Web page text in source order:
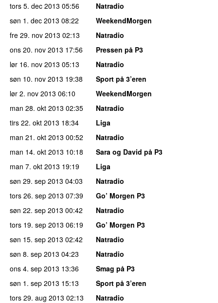
tors 5. dec 2013 05:56
Natradio
søn 1. dec 2013 08:22
WeekendMorgen
fre 29. nov 2013 02:13
Natradio
ons 20. nov 2013 17:56
Pressen på P3
lør 16. nov 2013 05:13
Natradio
søn 10. nov 2013 19:38
Sport på 3’eren
lør 2. nov 2013 06:10
WeekendMorgen
man 28. okt 2013 02:35
Natradio
tirs 22. okt 2013 18:34
Liga
man 21. okt 2013 00:52
Natradio
man 14. okt 2013 10:18
Sara og David på P3
man 7. okt 2013 19:19
Liga
søn 29. sep 2013 04:03
Natradio
tors 26. sep 2013 07:39
Go’ Morgen P3
søn 22. sep 2013 00:42
Natradio
tors 19. sep 2013 06:19
Go’ Morgen P3
søn 15. sep 2013 02:42
Natradio
søn 8. sep 2013 04:23
Natradio
ons 4. sep 2013 13:36
Smag på P3
søn 1. sep 2013 15:13
Sport på 3’eren
tors 29. aug 2013 02:13
Natradio